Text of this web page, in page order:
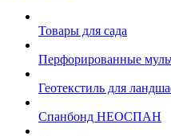
Товары для сада
Перфорированные
Геотекстиль для
Спанбонд НЕОСПАН